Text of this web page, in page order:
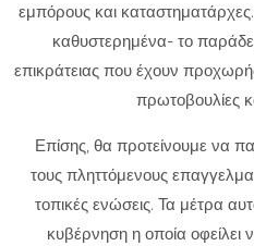
εμπόρους και
καθυστερημένα- το
επικράτειας που έχουν
πρωτοβουλίες
Επίσης, θα προτείνουμε να
τους πληττόμενους
τοπικές ενώσεις. Τα μέτρα
κυβέρνηση η οποία οφείλει